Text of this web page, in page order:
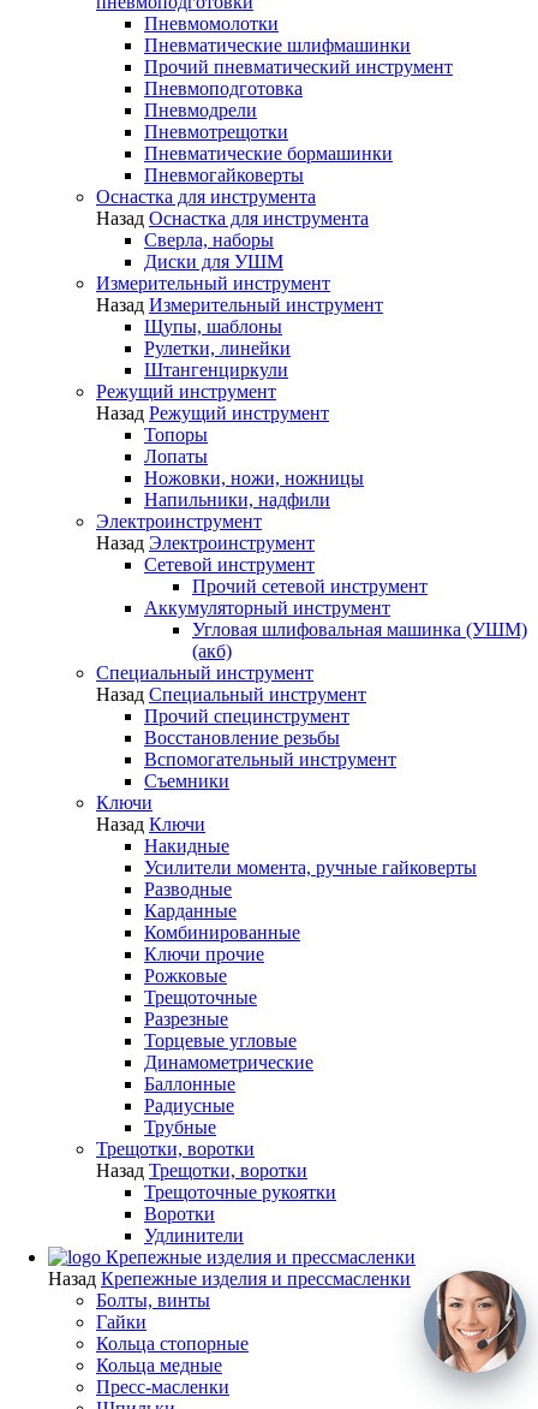
Пневмомолотки
Пневматические шлифмашинки
Прочий пневматический инструмент
Пневмоподготовка
Пневмодрели
Пневмотрещотки
Пневматические бормашинки
Пневмогайковерты
Оснастка для инструмента
Назад Оснастка для инструмента
Сверла, наборы
Диски для УШМ
Измерительный инструмент
Назад Измерительный инструмент
Щупы, шаблоны
Рулетки, линейки
Штангенциркули
Режущий инструмент
Назад Режущий инструмент
Топоры
Лопаты
Ножовки, ножи, ножницы
Напильники, надфили
Электроинструмент
Назад Электроинструмент
Сетевой инструмент
Прочий сетевой инструмент
Аккумуляторный инструмент
Угловая шлифовальная машинка (УШМ)
(акб)
Специальный инструмент
Назад Специальный инструмент
Прочий специнструмент
Восстановление резьбы
Вспомогательный инструмент
Съемники
Ключи
Назад Ключи
Накидные
Усилители момента, ручные гайковерты
Разводные
Карданные
Комбинированные
Ключи прочие
Рожковые
Трещоточные
Разрезные
Торцевые угловые
Динамометрические
Баллонные
Радиусные
Трубные
Трещотки, воротки
Назад Трещотки, воротки
Трещоточные рукоятки
Воротки
Удлинители
Крепежные изделия и прессмасленки
Назад Крепежные изделия и прессмасленки
Болты, винты
Гайки
Кольца стопорные
Кольца медные
Пресс-масленки